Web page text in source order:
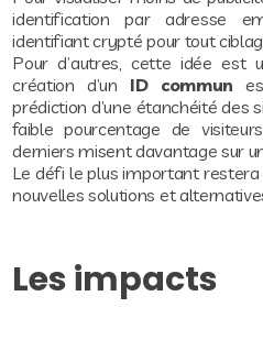
identification par adresse
identifiant crypté pour tout
Pour d’autres, cette idée
création d’un ID commun
prédiction d’une étanchéité
faible pourcentage de
derniers misent davantage sur
Le défi le plus important restera
nouvelles solutions et
Les impacts